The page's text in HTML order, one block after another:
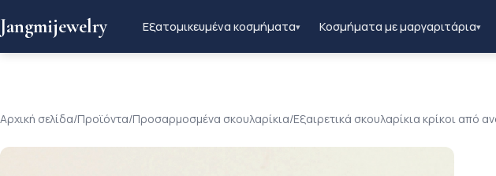
Jangmijewelry Εξατομικευμένα κοσμήματα▾ Κοσμήματα με μαργαριτάρια▾
Αρχική σελίδα/Προϊόντα/Προσαρμοσμένα σκουλαρίκια/Εξαιρετικά σκουλαρίκια κρίκοι από